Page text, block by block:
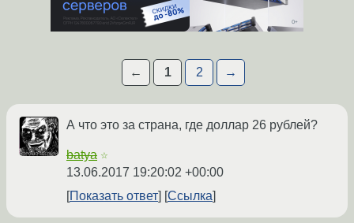
← 1 2 →
А что это за страна, где доллар 26 рублей?
batya ☆
13.06.2017 19:20:02 +00:00
Показать ответ
Ссылка